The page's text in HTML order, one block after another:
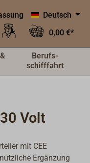
Deutsch
0,00 €*
Berufs-
schifffahrt
Volt
mit CEE
Ergänzung